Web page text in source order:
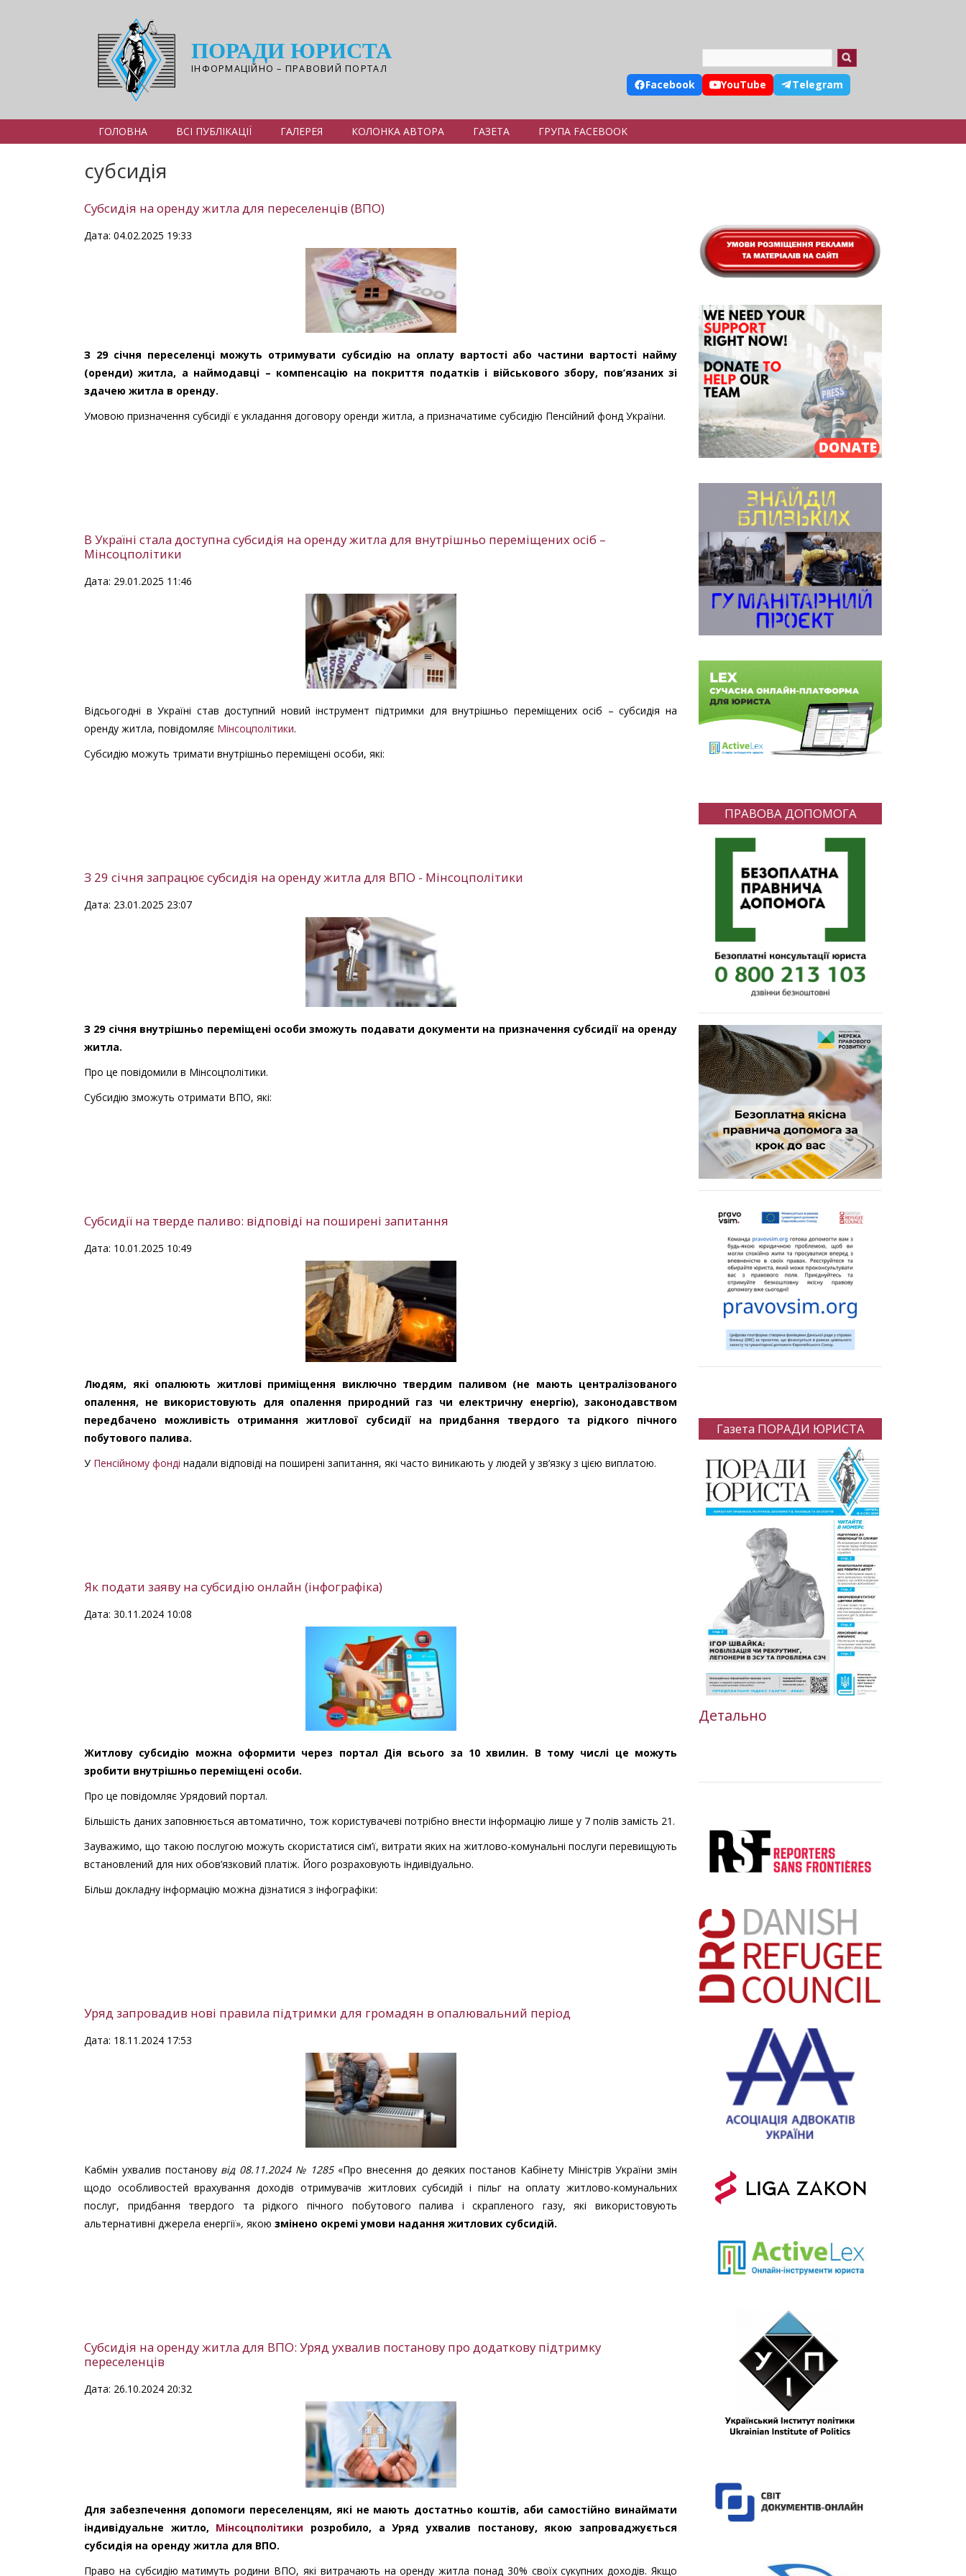
ПОРАДИ ЮРИСТА
ІНФОРМАЦІЙНО – ПРАВОВИЙ ПОРТАЛ
Facebook YouTube Telegram
ГОЛОВНА ВСІ ПУБЛІКАЦІЇ ГАЛЕРЕЯ КОЛОНКА АВТОРА ГАЗЕТА ГРУПА FACEBOOK
субсидія
Субсидія на оренду житла для переселенців (ВПО)
Дата: 04.02.2025 19:33
З 29 січня переселенці можуть отримувати субсидію на оплату вартості або частини вартості найму
(оренди) житла, а наймодавці – компенсацію на покриття податків і військового збору, пов’язаних зі
здачею житла в оренду.
Умовою призначення субсидії є укладання договору оренди житла, а призначатиме субсидію Пенсійний фонд України.
В Україні стала доступна субсидія на оренду житла для внутрішньо переміщених осіб –
Мінсоцполітики
Дата: 29.01.2025 11:46
Відсьогодні в Україні став доступний новий інструмент підтримки для внутрішньо переміщених осіб – субсидія на
оренду житла, повідомляє Мінсоцполітики.
Субсидію можуть тримати внутрішньо переміщені особи, які:
З 29 січня запрацює субсидія на оренду житла для ВПО - Мінсоцполітики
Дата: 23.01.2025 23:07
З 29 січня внутрішньо переміщені особи зможуть подавати документи на призначення субсидії на оренду
житла.
Про це повідомили в Мінсоцполітики.
Субсидію зможуть отримати ВПО, які:
Субсидії на тверде паливо: відповіді на поширені запитання
Дата: 10.01.2025 10:49
Людям, які опалюють житлові приміщення виключно твердим паливом (не мають централізованого
опалення, не використовують для опалення природний газ чи електричну енергію), законодавством
передбачено можливість отримання житлової субсидії на придбання твердого та рідкого пічного
побутового палива.
У Пенсійному фонді надали відповіді на поширені запитання, які часто виникають у людей у зв’язку з цією виплатою.
Як подати заяву на субсидію онлайн (інфографіка)
Дата: 30.11.2024 10:08
Житлову субсидію можна оформити через портал Дія всього за 10 хвилин. В тому числі це можуть
зробити внутрішньо переміщені особи.
Про це повідомляє Урядовий портал.
Більшість даних заповнюється автоматично, тож користувачеві потрібно внести інформацію лише у 7 полів замість 21.
Зауважимо, що такою послугою можуть скористатися сім’ї, витрати яких на житлово-комунальні послуги перевищують
встановлений для них обов’язковий платіж. Його розраховують індивідуально.
Більш докладну інформацію можна дізнатися з інфографіки:
Уряд запровадив нові правила підтримки для громадян в опалювальний період
Дата: 18.11.2024 17:53
Кабмін ухвалив постанову від 08.11.2024 № 1285 «Про внесення до деяких постанов Кабінету Міністрів України змін
щодо особливостей врахування доходів отримувачів житлових субсидій і пільг на оплату житлово-комунальних
послуг, придбання твердого та рідкого пічного побутового палива і скрапленого газу, які використовують
альтернативні джерела енергії», якою змінено окремі умови надання житлових субсидій.
Субсидія на оренду житла для ВПО: Уряд ухвалив постанову про додаткову підтримку
переселенців
Дата: 26.10.2024 20:32
Для забезпечення допомоги переселенцям, які не мають достатньо коштів, аби самостійно винаймати
індивідуальне житло, Мінсоцполітики розробило, а Уряд ухвалив постанову, якою запроваджується
субсидія на оренду житла для ВПО.
Право на субсидію матимуть родини ВПО, які витрачають на оренду житла понад 30% своїх сукупних доходів. Якщо
ПРАВОВА ДОПОМОГА
Газета ПОРАДИ ЮРИСТА
Детально